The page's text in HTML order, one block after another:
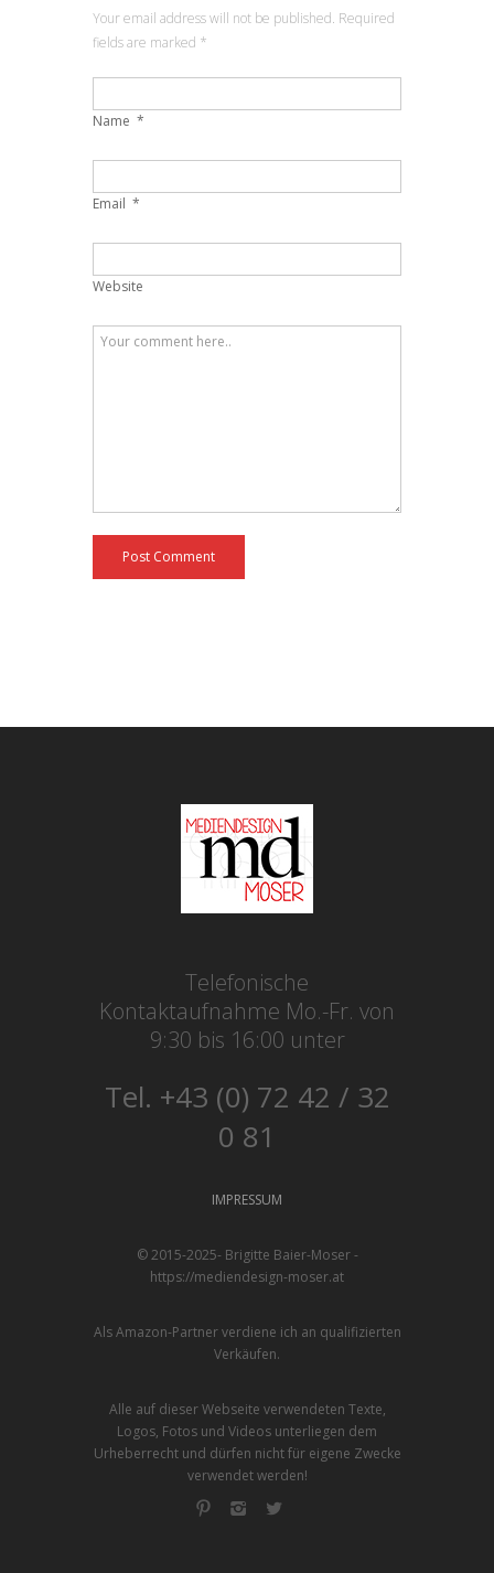
Your email address will not be published. Required
fields are marked *
Name *
Email *
Website
Post Comment
Telefonische
Kontaktaufnahme Mo.-Fr. von
9:30 bis 16:00 unter
Tel. +43 (0) 72 42 / 32
0 81
IMPRESSUM
© 2015-2025- Brigitte Baier-Moser -
https://mediendesign-moser.at
Als Amazon-Partner verdiene ich an qualifizierten
Verkäufen.
Alle auf dieser Webseite verwendeten Texte,
Logos, Fotos und Videos unterliegen dem
Urheberrecht und dürfen nicht für eigene Zwecke
verwendet werden!